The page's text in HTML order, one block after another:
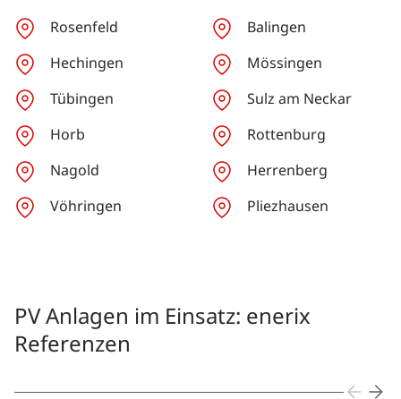
Rosenfeld
Balingen
Hechingen
Mössingen
Tübingen
Sulz am Neckar
Horb
Rottenburg
Nagold
Herrenberg
Vöhringen
Pliezhausen
PV Anlagen im Einsatz: enerix
Referenzen